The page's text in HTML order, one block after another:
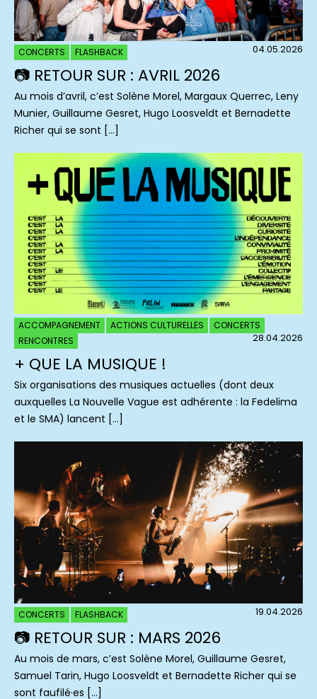
CONCERTS FLASHBACK 04.05.2026
📷 RETOUR SUR : AVRIL 2026
Au mois d’avril, c’est Solène Morel, Margaux Querrec, Leny
Munier, Guillaume Gesret, Hugo Loosveldt et Bernadette
Richer qui se sont […]
ACCOMPAGNEMENT ACTIONS CULTURELLES
CONCERTS
RENCONTRES
28.04.2026
+ QUE LA MUSIQUE !
Six organisations des musiques actuelles (dont deux
auxquelles La Nouvelle Vague est adhérente : la Fedelima
et le SMA) lancent […]
CONCERTS FLASHBACK 19.04.2026
📷 RETOUR SUR : MARS 2026
Au mois de mars, c’est Solène Morel, Guillaume Gesret,
Samuel Tarin, Hugo Loosveldt et Bernadette Richer qui se
sont faufilé·es […]